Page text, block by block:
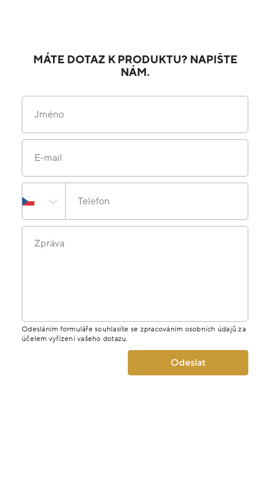
MÁTE DOTAZ K PRODUKTU? NAPIŠTE
NÁM.
Jméno
E-mail
Telefon
Zpráva
Odesláním formuláře souhlasíte se zpracováním osobních údajů za
účelem vyřízení vašeho dotazu.
Odeslat